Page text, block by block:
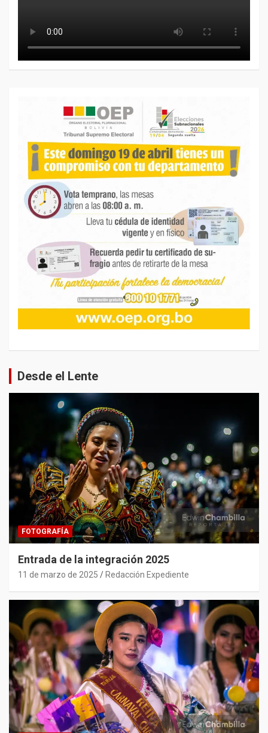
Desde el Lente
FOTOGRAFÍA
Entrada de la integración 2025
11 de marzo de 2025 Redacción Expediente